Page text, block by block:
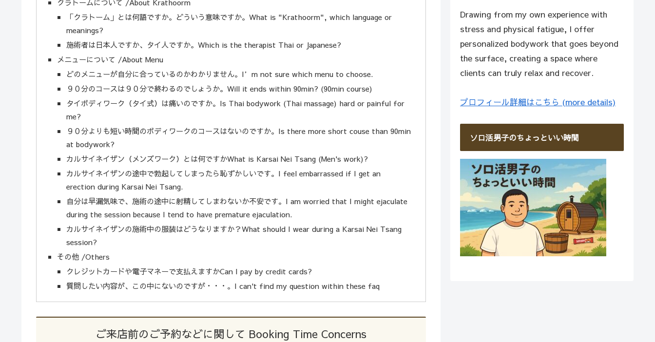
「クラトーム」とは何語ですか。どういう意味ですか。What is "Krathoorm", which language or
meanings?
施術者は日本人ですか、タイ人ですか。Which is the therapist Thai or Japanese?
メニューについて /About Menu
どのメニューが自分に合っているのかわかりません。I’m not sure which menu to choose.
９０分のコースは９０分で終わるのでしょうか。Will it ends within 90min? (90min course)
タイボディワーク（タイ式）は痛いのですか。Is Thai bodywork (Thai massage) hard or painful for
me?
９０分よりも短い時間のボディワークのコースはないのですか。Is there more short couse than 90min
at bodywork?
カルサイネイザン（メンズワーク）とは何ですかWhat is Karsai Nei Tsang (Men's work)?
カルサイネイザンの途中で勃起してしまったら恥ずかしいです。I feel embarrassed if I get an
erection during Karsai Nei Tsang.
自分は早漏気味で、施術の途中に射精してしまわないか不安です。I am worried that I might ejaculate
during the session because I tend to have premature ejaculation.
カルサイネイザンの施術中の服装はどうなりますか？What should I wear during a Karsai Nei Tsang
session?
その他 /Others
クレジットカードや電子マネーで支払えますかCan I pay by credit cards?
質問したい内容が、この中にないのですが・・・。I can't find my question within these faq
ご来店前のご予約などに関して Booking Time Concerns
Drawing from my own experience with
stress and physical fatigue, I offer
personalized bodywork that goes beyond
the surface, creating a space where
clients can truly relax and recover.
プロフィール詳細はこちら (more details)
ソロ活男子のちょっといい時間